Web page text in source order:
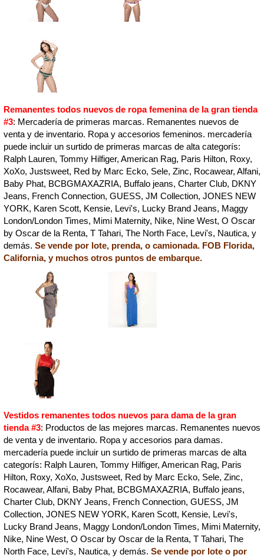
Remanentes todos nuevos de ropa femenina de la gran tienda
#3: Mercadería de primeras marcas. Remanentes nuevos de
venta y de inventario. Ropa y accesorios femeninos. mercadería
puede incluir un surtido de primeras marcas de alta categorís:
Ralph Lauren, Tommy Hilfiger, American Rag, Paris Hilton, Roxy,
XoXo, Justsweet, Red by Marc Ecko, Sele, Zinc, Rocawear, Alfani,
Baby Phat, BCBGMAXAZRIA, Buffalo jeans, Charter Club, DKNY
Jeans, French Connection, GUESS, JM Collection, JONES NEW
YORK, Karen Scott, Kensie, Levi's, Lucky Brand Jeans, Maggy
London/London Times, Mimi Maternity, Nike, Nine West, O Oscar
by Oscar de la Renta, T Tahari, The North Face, Levi's, Nautica, y
demás. Se vende por lote, prenda, o camionada. FOB Florida,
California, y muchos otros puntos de embarque.
Vestidos remanentes todos nuevos para dama de la gran
tienda #3: Productos de las mejores marcas. Remanentes nuevos
de venta y de inventario. Ropa y accesorios para damas.
mercadería puede incluir un surtido de primeras marcas de alta
categorís: Ralph Lauren, Tommy Hilfiger, American Rag, Paris
Hilton, Roxy, XoXo, Justsweet, Red by Marc Ecko, Sele, Zinc,
Rocawear, Alfani, Baby Phat, BCBGMAXAZRIA, Buffalo jeans,
Charter Club, DKNY Jeans, French Connection, GUESS, JM
Collection, JONES NEW YORK, Karen Scott, Kensie, Levi's,
Lucky Brand Jeans, Maggy London/London Times, Mimi Maternity,
Nike, Nine West, O Oscar by Oscar de la Renta, T Tahari, The
North Face, Levi's, Nautica, y demás. Se vende por lote o por